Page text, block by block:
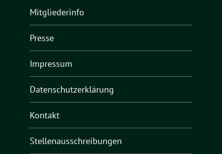
Mitgliederinfo
Presse
Impressum
Datenschutzerklärung
Kontakt
Stellenausschreibungen